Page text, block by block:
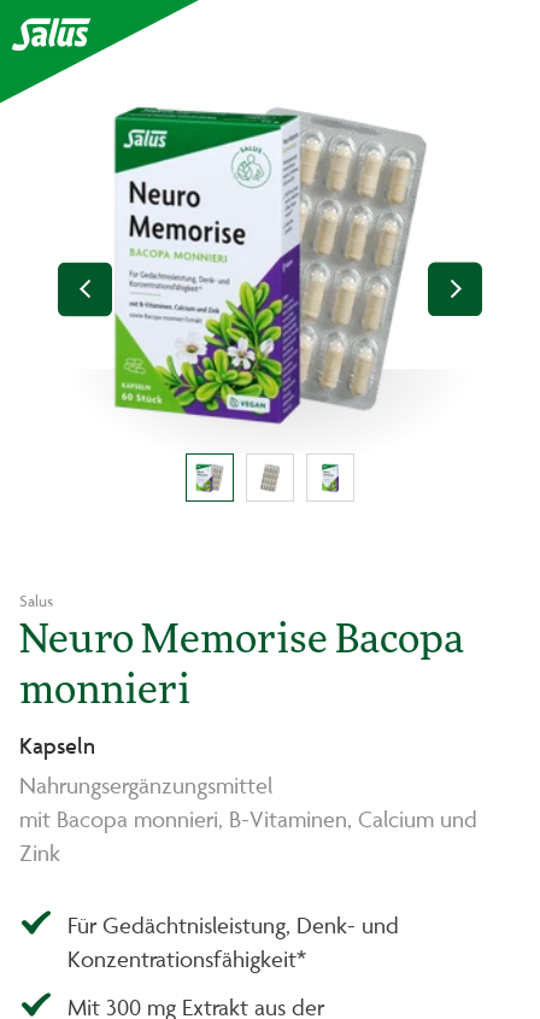
Salus
Neuro Memorise Bacopa
monnieri
Kapseln
Nahrungsergänzungsmittel
mit Bacopa monnieri, B-Vitaminen, Calcium und
Zink
Für Gedächtnisleistung, Denk- und
Konzentrationsfähigkeit*
Mit 300 mg Extrakt aus der